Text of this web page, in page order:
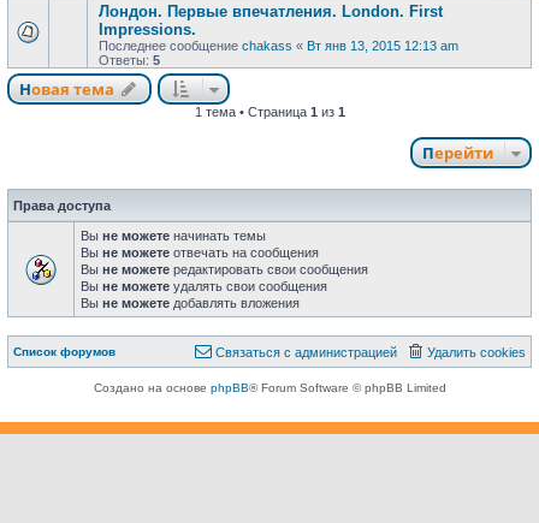
Лондон. Первые впечатления. London. First
Impressions.
Последнее сообщение chakass « Вт янв 13, 2015 12:13 am
Ответы: 5
Новая тема
Новая тема
1 тема • Страница 1 из 1
Перейти
Права доступа
Вы не можете начинать темы
Вы не можете отвечать на сообщения
Вы не можете редактировать свои сообщения
Вы не можете удалять свои сообщения
Вы не можете добавлять вложения
Список форумов Удалить cookies
Связаться с
Связаться с администрацией
Создано на основе phpBB® Forum Software © phpBB Limited